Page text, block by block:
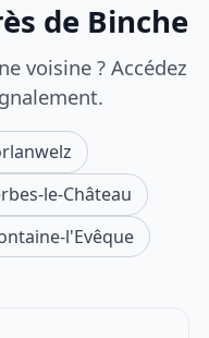
de Binche
voisine ? Accédez
le-Château
l'Evêque